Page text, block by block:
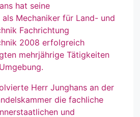
hat seine
Mechaniker für Land- und
Fachrichtung
2008 erfolgreich
mehrjährige Tätigkeiten
Herr Junghans an der
die fachliche
und